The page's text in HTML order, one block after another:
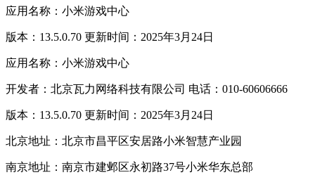
应用名称：小米游戏中心
版本：13.5.0.70 更新时间：2025年3月24日
应用名称：小米游戏中心
开发者：北京瓦力网络科技有限公司 电话：010-60606666
版本：13.5.0.70 更新时间：2025年3月24日
北京地址：北京市昌平区安居路小米智慧产业园
南京地址：南京市建邺区永初路37号小米华东总部